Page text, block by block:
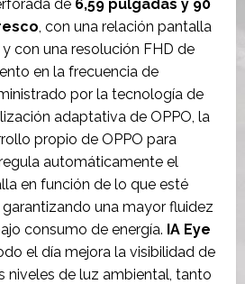
de 6,59 pulgadas y 90
, con una relación pantalla
con una resolución FHD de
en la frecuencia de
por la tecnología de
adaptativa de OPPO, la
propio de OPPO para
automáticamente el
en función de lo que esté
una mayor fluidez
consumo de energía. IA Eye
el día mejora la visibilidad de
niveles de luz ambiental, tanto